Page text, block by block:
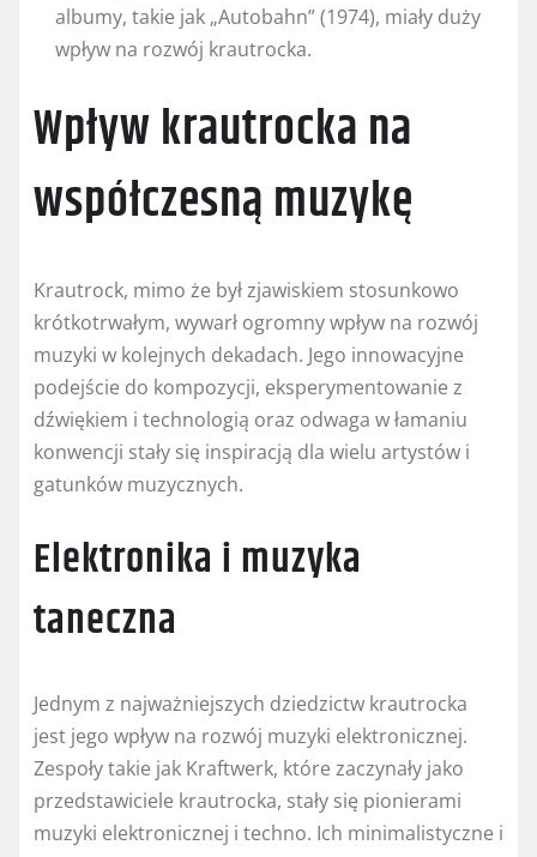
albumy, takie jak „Autobahn” (1974), miały duży
wpływ na rozwój krautrocka.
Wpływ krautrocka na
współczesną muzykę
Krautrock, mimo że był zjawiskiem stosunkowo
krótkotrwałym, wywarł ogromny wpływ na rozwój
muzyki w kolejnych dekadach. Jego innowacyjne
podejście do kompozycji, eksperymentowanie z
dźwiękiem i technologią oraz odwaga w łamaniu
konwencji stały się inspiracją dla wielu artystów i
gatunków muzycznych.
Elektronika i muzyka
taneczna
Jednym z najważniejszych dziedzictw krautrocka
jest jego wpływ na rozwój muzyki elektronicznej.
Zespoły takie jak Kraftwerk, które zaczynały jako
przedstawiciele krautrocka, stały się pionierami
muzyki elektronicznej i techno. Ich minimalistyczne i